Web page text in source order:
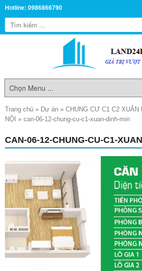
Hotline: 0986866790
Trang chủ » Dự án » CHUNG CƯ C1 C2
NỘI » can-06-12-chung-cu-c1-xuan-dinh-min
CAN-06-12-CHUNG-CU-C1-